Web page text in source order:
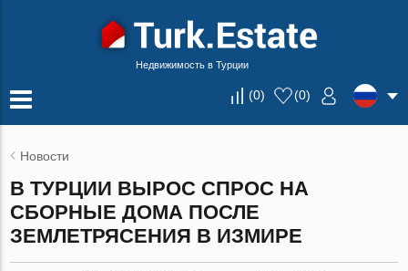
Недвижимость в Турции
(0) (0)
Новости
В ТУРЦИИ ВЫРОС СПРОС НА
СБОРНЫЕ ДОМА ПОСЛЕ
ЗЕМЛЕТРЯСЕНИЯ В ИЗМИРЕ